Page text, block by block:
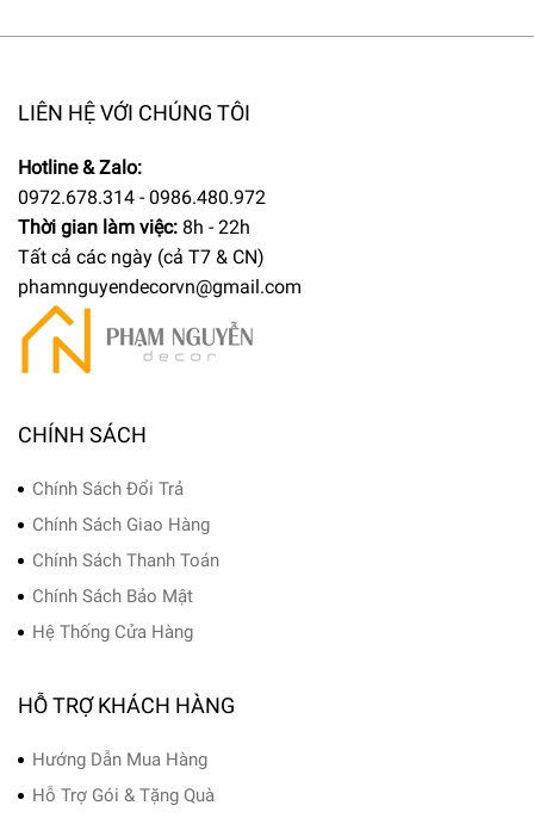
LIÊN HỆ VỚI CHÚNG TÔI
Hotline & Zalo:
0972.678.314 - 0986.480.972
Thời gian làm việc: 8h - 22h
Tất cả các ngày (cả T7 & CN)
phamnguyendecorvn@gmail.com
CHÍNH SÁCH
Chính Sách Đổi Trả
Chính Sách Giao Hàng
Chính Sách Thanh Toán
Chính Sách Bảo Mật
Hệ Thống Cửa Hàng
HỖ TRỢ KHÁCH HÀNG
Hướng Dẫn Mua Hàng
Hỗ Trợ Gói & Tặng Quà